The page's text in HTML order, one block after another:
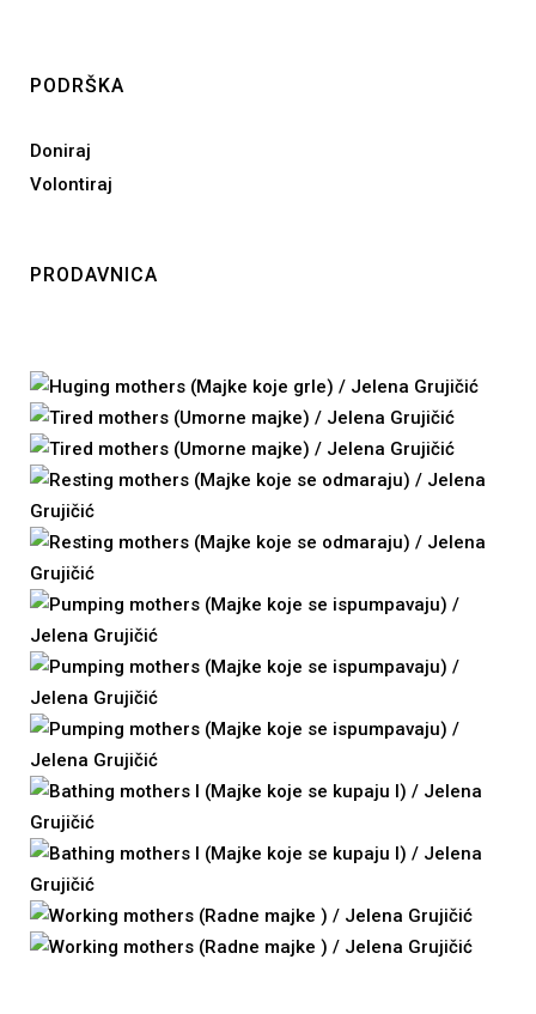
PODRŠKA
Doniraj
Volontiraj
PRODAVNICA